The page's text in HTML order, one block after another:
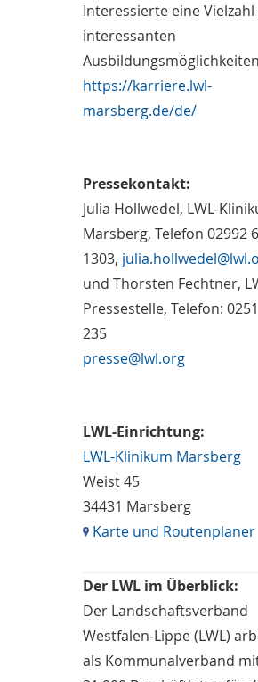
Interessierte eine Vielzahl
interessanten
https://karriere.lwl-
marsberg.de/de/
Pressekontakt:
Julia Hollwedel, LWL-
Marsberg, Telefon 02992
1303,
und Thorsten Fechtner,
Pressestelle, Telefon:
235
presse@lwl.org
LWL-Einrichtung:
LWL-Klinikum Marsberg
Weist 45
34431 Marsberg
Karte und Routenplaner
Der LWL im Überblick:
Der Landschaftsverband
Westfalen-Lippe (LWL)
als Kommunalverband